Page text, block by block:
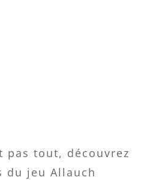
pas tout, découvrez
du jeu Allauch